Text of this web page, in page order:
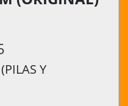
Y